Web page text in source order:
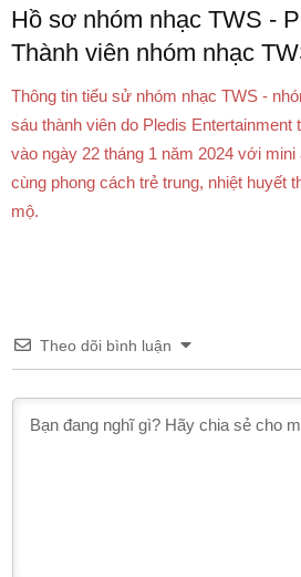
Hồ sơ nhóm nhạc TWS -
Thành viên nhóm nhạc
Thông tin tiểu sử nhóm nhạc TWS -
sáu thành viên do Pledis Entertainment
vào ngày 22 tháng 1 năm 2024 với
cùng phong cách trẻ trung, nhiệt huyết
mộ.
Theo dõi bình luận